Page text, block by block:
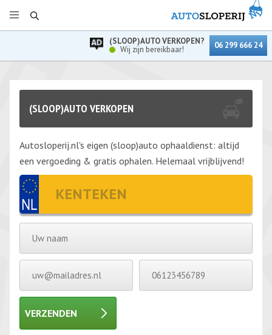
(SLOOP)AUTO VERKOPEN?
Wij zijn bereikbaar!
06 299 666 24
(SLOOP)AUTO VERKOPEN
Autosloperij.nl's eigen (sloop)auto ophaaldienst: altijd
een vergoeding & gratis ophalen. Helemaal vrijblijvend!
VERZENDEN